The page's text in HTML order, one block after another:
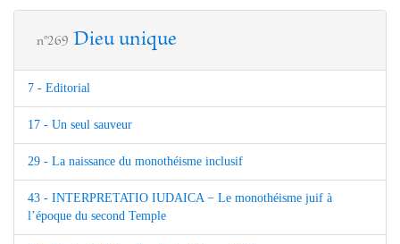
n°269 Dieu unique
7 - Editorial
17 - Un seul sauveur
29 - La naissance du monothéisme inclusif
43 - INTERPRETATIO IUDAICA − Le monothéisme juif à
l’époque du second Temple